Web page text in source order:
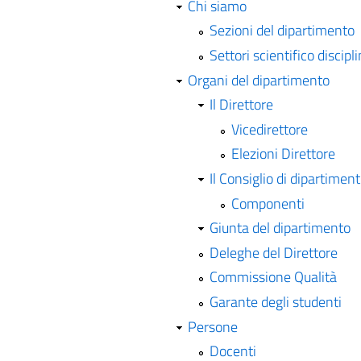
Chi siamo
Sezioni del dipartimento
Settori scientifico
Organi del dipartimento
Il Direttore
Vicedirettore
Elezioni Direttore
Il Consiglio di
Componenti
Giunta del dipartimento
Deleghe del Direttore
Commissione Qualità
Garante degli studenti
Persone
Docenti